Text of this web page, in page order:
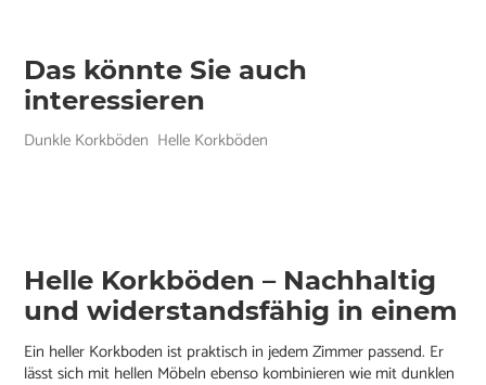
Das könnte Sie auch
interessieren
Dunkle Korkböden Helle Korkböden
Helle Korkböden – Nachhaltig
und widerstandsfähig in einem
Ein heller Korkboden ist praktisch in jedem Zimmer passend. Er
lässt sich mit hellen Möbeln ebenso kombinieren wie mit dunklen